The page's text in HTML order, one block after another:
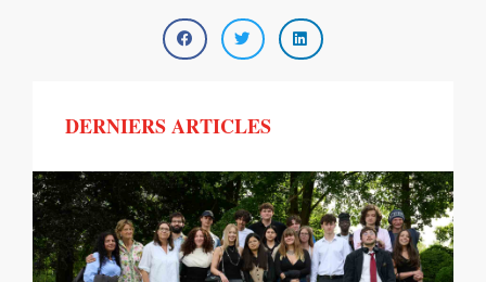
DERNIERS ARTICLES